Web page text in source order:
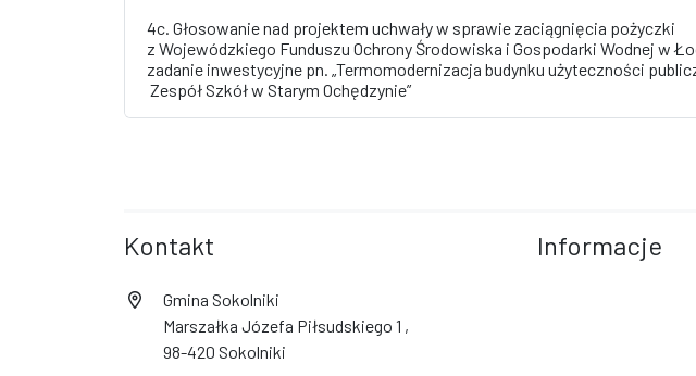
4c. Głosowanie nad projektem uchwały w sprawie zaciągnięcia pożyczki
z Wojewódzkiego Funduszu Ochrony Środowiska i Gospodarki Wodnej w
zadanie inwestycyjne pn. „Termomodernizacja budynku użyteczności
Zespół Szkół w Starym Ochędzynie”
Kontakt
Gmina Sokolniki
Marszałka Józefa Piłsudskiego 1 ,
98-420 Sokolniki
Informacje